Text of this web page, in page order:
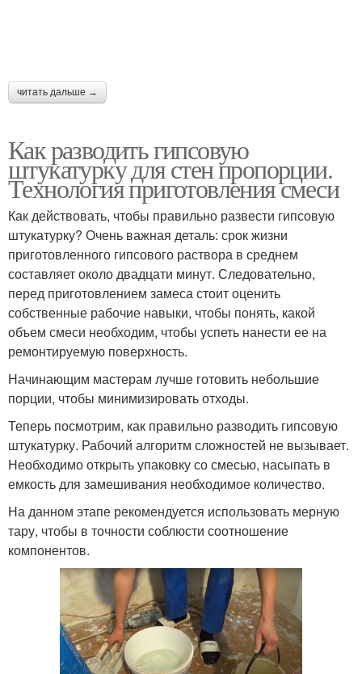
читать дальше →
Как разводить гипсовую
штукатурку для стен пропорции.
Технология приготовления смеси
Как действовать, чтобы правильно развести гипсовую
штукатурку? Очень важная деталь: срок жизни
приготовленного гипсового раствора в среднем
составляет около двадцати минут. Следовательно,
перед приготовлением замеса стоит оценить
собственные рабочие навыки, чтобы понять, какой
объем смеси необходим, чтобы успеть нанести ее на
ремонтируемую поверхность.
Начинающим мастерам лучше готовить небольшие
порции, чтобы минимизировать отходы.
Теперь посмотрим, как правильно разводить гипсовую
штукатурку. Рабочий алгоритм сложностей не вызывает.
Необходимо открыть упаковку со смесью, насыпать в
емкость для замешивания необходимое количество.
На данном этапе рекомендуется использовать мерную
тару, чтобы в точности соблюсти соотношение
компонентов.